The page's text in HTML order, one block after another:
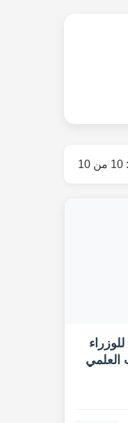
المؤتمر الثاني عشر (12) للوزراء
العلمي